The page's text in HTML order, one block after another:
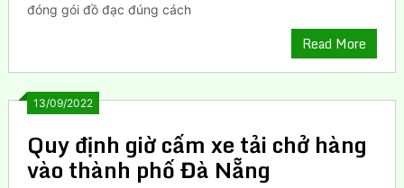
đóng gói đồ đạc đúng cách
Read More
13/09/2022
Quy định giờ cấm xe tải chở hàng
vào thành phố Đà Nẵng